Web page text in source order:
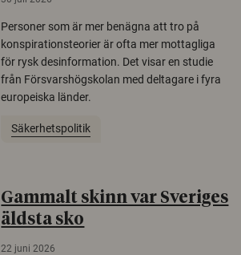
Personer som är mer benägna att tro på
konspirationsteorier är ofta mer mottagliga
för rysk desinformation. Det visar en studie
från Försvarshögskolan med deltagare i fyra
europeiska länder.
Säkerhetspolitik
Gammalt skinn var Sveriges
äldsta sko
22 juni 2026